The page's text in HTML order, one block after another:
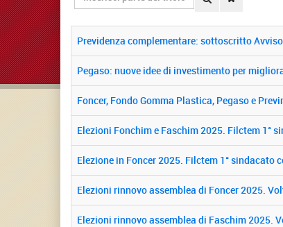
parte
del
titolo
Previdenza complementare: sottoscritto
Pegaso: nuove idee di investimento per
Foncer, Fondo Gomma Plastica, Pegaso e
Elezioni Fonchim e Faschim 2025. Filctem 1°
Elezione in Foncer 2025. Filctem 1° sindacato
Elezioni rinnovo assemblea di Foncer 2025.
Elezioni rinnovo assemblea di Faschim 2025.